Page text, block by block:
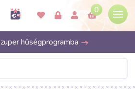
0
hűségprogramba